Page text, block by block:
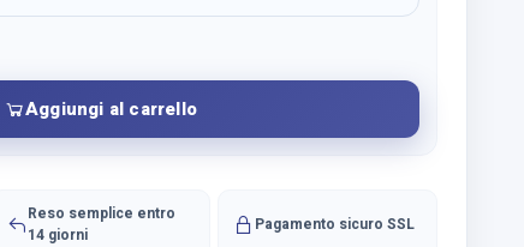
Aggiungi al carrello
Reso semplice entro
14 giorni
Pagamento sicuro SSL